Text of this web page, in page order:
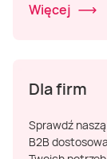
Więcej
Dla firm
Sprawdź
B2B